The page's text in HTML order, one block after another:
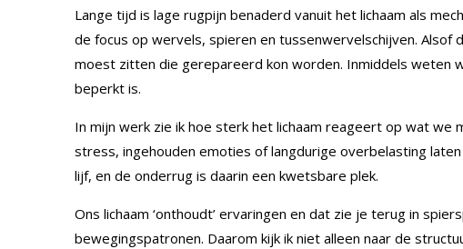
Lange tijd is lage rugpijn benaderd vanuit het lichaam als
de focus op wervels, spieren en tussenwervelschijven. Alsof
moest zitten die gerepareerd kon worden. Inmiddels weten
beperkt is.
In mijn werk zie ik hoe sterk het lichaam reageert op wat we
stress, ingehouden emoties of langdurige overbelasting
lijf, en de onderrug is daarin een kwetsbare plek.
Ons lichaam ‘onthoudt’ ervaringen en dat zie je terug in
bewegingspatronen. Daarom kijk ik niet alleen naar de